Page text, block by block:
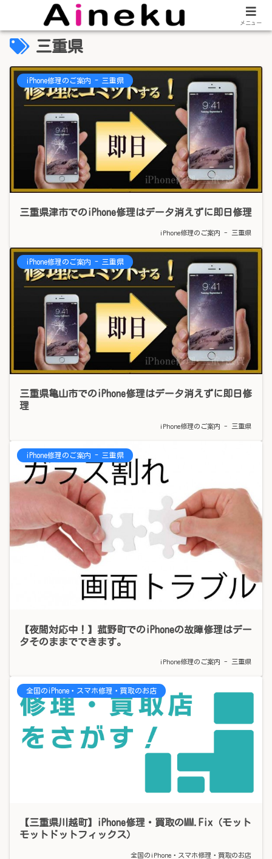
三重県
iPhone修理のご案内 - 三重県
三重県津市でのiPhone修理はデータ消えずに即日修理
iPhone修理のご案内 - 三重県
iPhone修理のご案内 - 三重県
三重県亀山市でのiPhone修理はデータ消えずに即日修
理
iPhone修理のご案内 - 三重県
iPhone修理のご案内 - 三重県
【夜間対応中！】菰野町でのiPhoneの故障修理はデー
タそのままでできます。
iPhone修理のご案内 - 三重県
全国のiPhone・スマホ修理・買取のお店
【三重県川越町】iPhone修理・買取のMM.Fix（モット
モットドットフィックス）
全国のiPhone・スマホ修理・買取のお店
メニュー